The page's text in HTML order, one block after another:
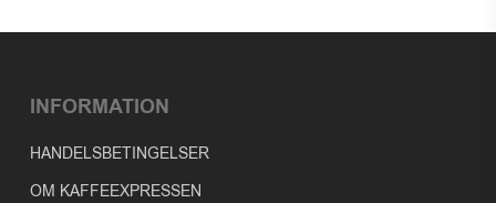
INFORMATION
HANDELSBETINGELSER
OM KAFFEEXPRESSEN